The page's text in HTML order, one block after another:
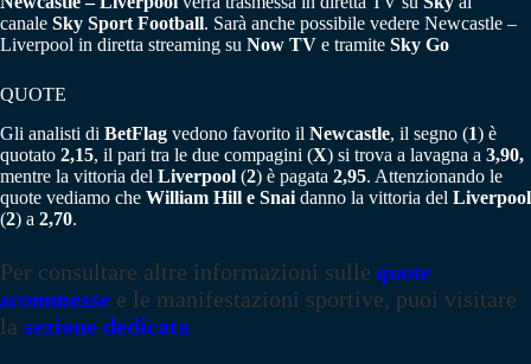
canale Sky Sport Football. Sarà anche possibile vedere Newcastle –
Liverpool in diretta streaming su Now TV e tramite Sky Go
QUOTE
Gli analisti di BetFlag vedono favorito il Newcastle, il segno (1) è
quotato 2,15, il pari tra le due compagini (X) si trova a lavagna a 3,90,
mentre la vittoria del Liverpool (2) è pagata 2,95. Attenzionando le
quote vediamo che William Hill e Snai danno la vittoria del Liverpool
(2) a 2,70.
Per consultare altre informazioni sulle quote
scommesse e le manifestazioni sportive, puoi visitare
la sezione dedicata